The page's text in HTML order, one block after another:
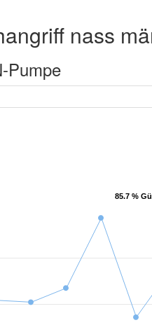
nass
Pumpe
85.7 %
85.7 %